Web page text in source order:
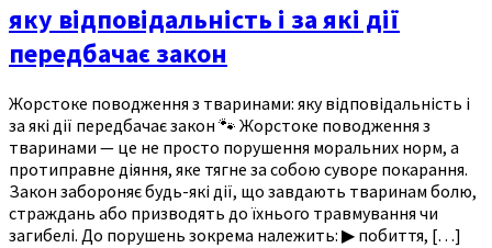
яку відповідальність і за які дії
передбачає закон
Жорстоке поводження з тваринами: яку відповідальність і
за які дії передбачає закон 🐾 Жорстоке поводження з
тваринами — це не просто порушення моральних норм, а
протиправне діяння, яке тягне за собою суворе покарання.
Закон забороняє будь-які дії, що завдають тваринам болю,
страждань або призводять до їхнього травмування чи
загибелі. До порушень зокрема належить: ▶︎ побиття, […]